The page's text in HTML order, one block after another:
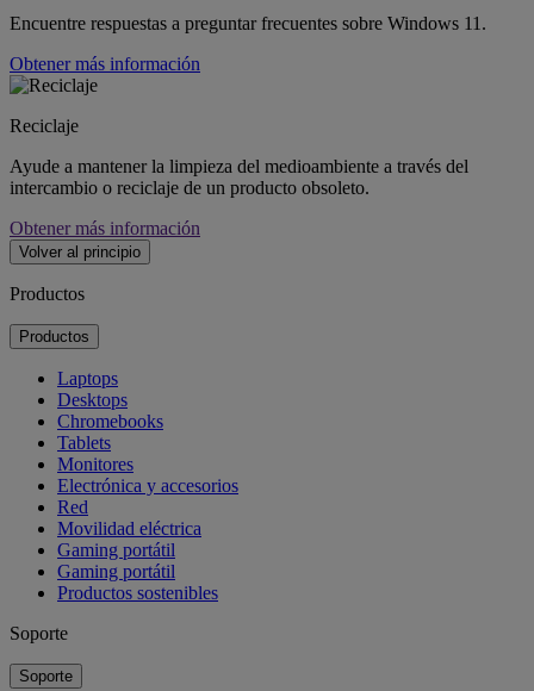
Encuentre respuestas a preguntar frecuentes sobre Windows 11.
Obtener más información
Reciclaje
Ayude a mantener la limpieza del medioambiente a través del
intercambio o reciclaje de un producto obsoleto.
Obtener más información
Volver al principio
Productos
Productos
Laptops
Desktops
Chromebooks
Tablets
Monitores
Electrónica y accesorios
Red
Movilidad eléctrica
Gaming portátil
Gaming portátil
Productos sostenibles
Soporte
Soporte